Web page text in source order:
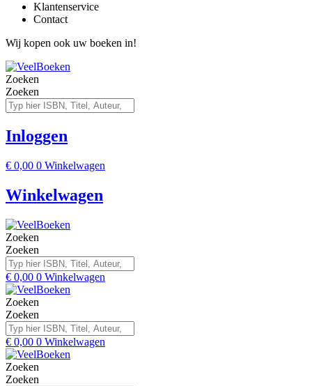
Klantenservice
Contact
Wij kopen ook uw boeken in!
Zoeken
Zoeken
Inloggen
€ 0,00 0 Winkelwagen
Winkelwagen
Zoeken
Zoeken
€ 0,00 0 Winkelwagen
Zoeken
Zoeken
€ 0,00 0 Winkelwagen
Zoeken
Zoeken